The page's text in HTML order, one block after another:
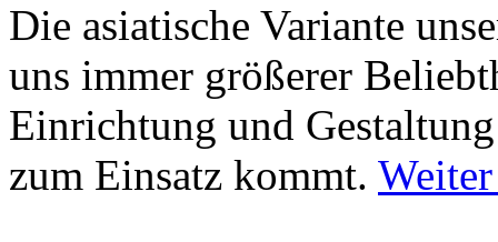
Die asiatische Variante
uns immer größerer
Einrichtung und
zum Einsatz kommt.